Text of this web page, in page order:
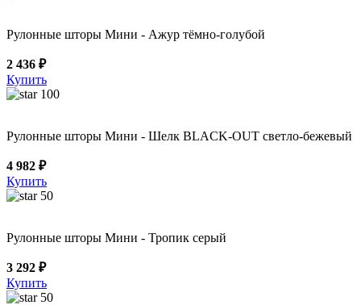
Рулонные шторы Мини - Ажур тёмно-голубой
2 436 ₽
Купить
100
Рулонные шторы Мини - Шелк BLACK-OUT светло-бежевый
4 982 ₽
Купить
50
Рулонные шторы Мини - Тропик серый
3 292 ₽
Купить
50